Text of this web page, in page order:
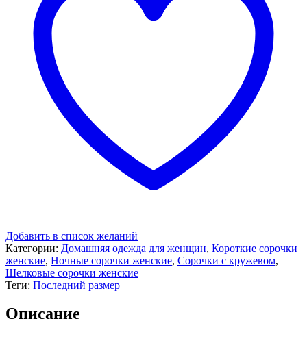
Добавить в список желаний
Категории: Домашняя одежда для женщин, Короткие сорочки
женские, Ночные сорочки женские, Сорочки с кружевом,
Шелковые сорочки женские
Теги: Последний размер
Описание